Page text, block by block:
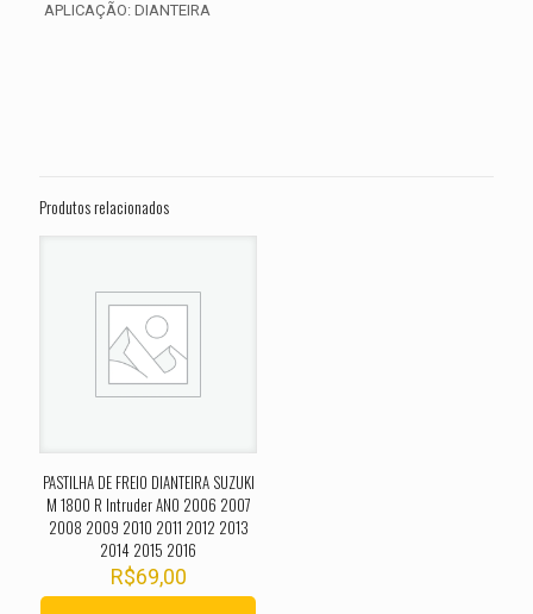
APLICAÇÃO: DIANTEIRA
Nightster ANO 2007 2008 2009 2010
O seu endereço de e-mail não será publicado.
obrigatórios são marcados com
Sua avaliação
Produtos relacionados
PASTILHA DE FREIO DIANTEIRA SUZUKI
M 1800 R Intruder ANO 2006 2007
2008 2009 2010 2011 2012 2013
2014 2015 2016
R$69,00